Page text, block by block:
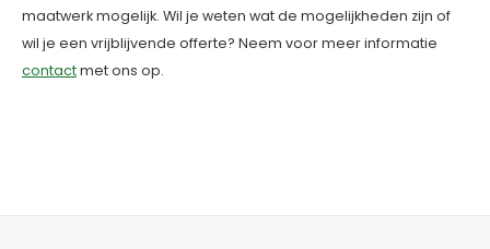
maatwerk mogelijk. Wil je weten wat de mogelijkheden zijn of
wil je een vrijblijvende offerte? Neem voor meer informatie
contactmet ons op.